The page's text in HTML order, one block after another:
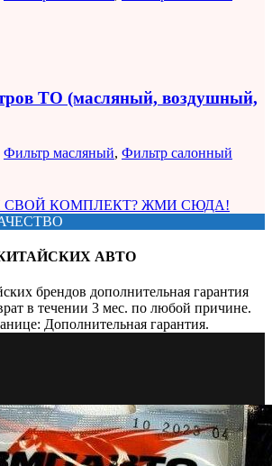
ТО (масляный, воздушный,
Фильтр масляный, Фильтр салонный
КОМПЛЕКТ? ЖМИ СЮДА!
АВТО
брендов дополнительная гарантия
в течении 3 мес. по любой причине.
Дополнительная гарантия.